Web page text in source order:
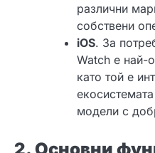
различни
собствени
iOS. За
Watch е най-
като той е
модели с